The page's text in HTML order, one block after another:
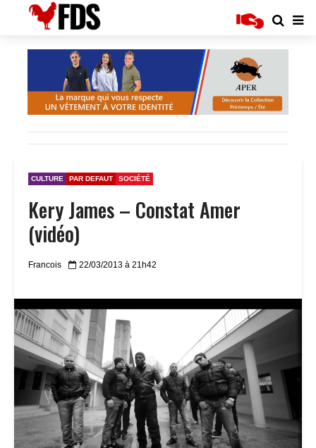
CULTURE PAR DEFAUT SOCIÉTÉ
Kery James – Constat Amer
(vidéo)
Francois 22/03/2013 à 21h42